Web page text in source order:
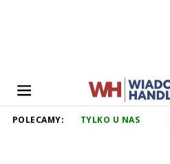
POLECAMY: TYLKO U NAS